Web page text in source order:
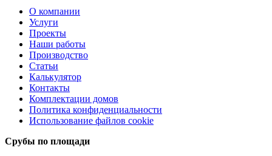
О компании
Услуги
Проекты
Наши работы
Производство
Статьи
Калькулятор
Контакты
Комплектации домов
Политика конфиденциальности
Использование файлов cookie
Срубы по площади